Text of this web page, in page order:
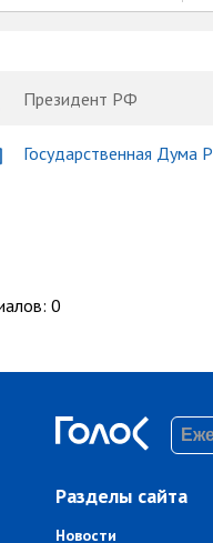
Президент РФ
Государственная Дума
: 0
Разделы сайта
Новости